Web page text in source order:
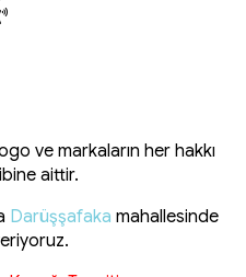
ve markaların her hakkı
aittir.
Darüşşafaka mahallesinde